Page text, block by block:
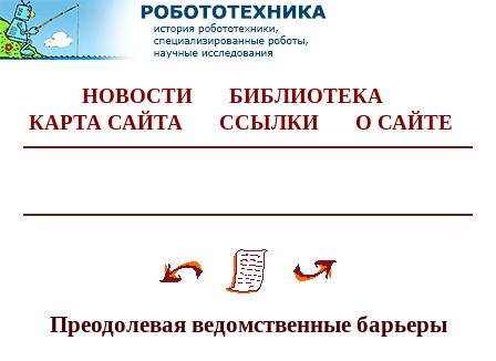
НОВОСТИ
БИБЛИОТЕКА
КАРТА САЙТА
ССЫЛКИ О САЙТЕ
Преодолевая ведомственные барьеры